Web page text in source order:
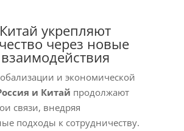
укрепляют
через новые
и экономической
и Китай продолжают
связи, внедряя
подходы к сотрудничеству.